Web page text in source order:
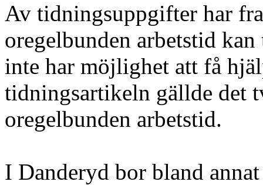
Av tidningsuppgifter har
oregelbunden arbetstid
inte har möjlighet att få
tidningsartikeln gällde det
oregelbunden arbetstid.
I Danderyd bor bland